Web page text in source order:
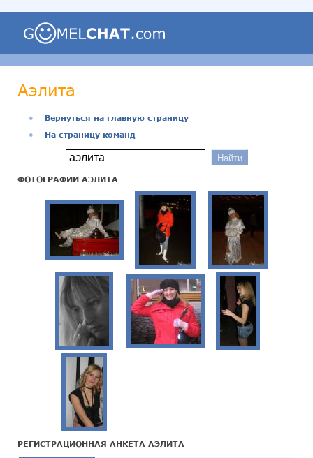
Аэлита
●
Вернуться на главную страницу
●
На страницу команд
ФОТОГРАФИИ АЭЛИТА
РЕГИСТРАЦИОННАЯ АНКЕТА АЭЛИТА